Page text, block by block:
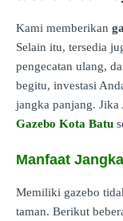
Kami memberikan
Selain itu, tersedia
pengecatan ulang,
begitu, investasi
jangka panjang.
Gazebo Kota Batu
Manfaat
Memiliki gazebo
taman. Berikut